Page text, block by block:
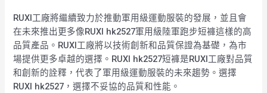
RUXI工廠將繼續致力於推動軍用級運動服裝的發展，並且會
在未來推出更多像RUXI hk2527軍用級陸軍跑步短褲這樣的高
品質產品。RUXI工廠將以技術創新和品質保證為基礎，為市
場提供更多卓越的選擇。RUXI hk2527短褲是RUXI工廠對品質
和創新的詮釋，代表了軍用級運動服裝的未來趨勢。選擇
RUXI hk2527，選擇不妥協的品質和性能。